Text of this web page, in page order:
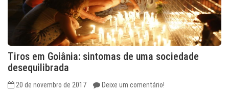
Tiros em Goiânia: sintomas de uma sociedade
desequilibrada
20 de novembro de 2017 Deixe um comentário!